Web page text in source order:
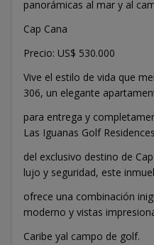
panorámicas al mar y al
Cap Cana
Precio: US$ 530.000
Vive el estilo de vida que
306, un elegante
para entrega y
Las Iguanas Golf
del exclusivo destino de
lujo y seguridad, este
ofrece una combinación
moderno y vistas
Caribe yal campo de golf.